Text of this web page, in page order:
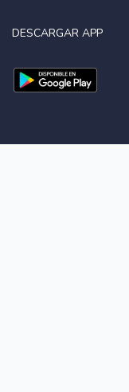
DESCARGAR APP